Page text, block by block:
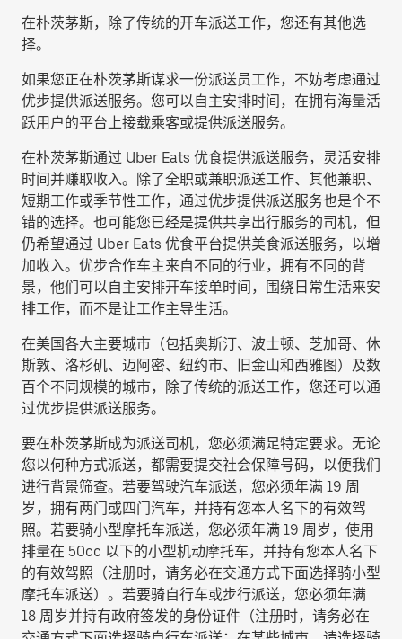
在朴茨茅斯，除了传统的开车派送工作，您还有其他选
择。
如果您正在朴茨茅斯谋求一份派送员工作，不妨考虑通过
优步提供派送服务。您可以自主安排时间，在拥有海量活
跃用户的平台上接载乘客或提供派送服务。
在朴茨茅斯通过 Uber Eats 优食提供派送服务，灵活安排
时间并赚取收入。除了全职或兼职派送工作、其他兼职、
短期工作或季节性工作，通过优步提供派送服务也是个不
错的选择。也可能您已经是提供共享出行服务的司机，但
仍希望通过 Uber Eats 优食平台提供美食派送服务，以增
加收入。优步合作车主来自不同的行业，拥有不同的背
景，他们可以自主安排开车接单时间，围绕日常生活来安
排工作，而不是让工作主导生活。
在美国各大主要城市（包括奥斯汀、波士顿、芝加哥、休
斯敦、洛杉矶、迈阿密、纽约市、旧金山和西雅图）及数
百个不同规模的城市，除了传统的派送工作，您还可以通
过优步提供派送服务。
要在朴茨茅斯成为派送司机，您必须满足特定要求。无论
您以何种方式派送，都需要提交社会保障号码，以便我们
进行背景筛查。若要驾驶汽车派送，您必须年满 19 周
岁，拥有两门或四门汽车，并持有您本人名下的有效驾
照。若要骑小型摩托车派送，您必须年满 19 周岁，使用
排量在 50cc 以下的小型机动摩托车，并持有您本人名下
的有效驾照（注册时，请务必在交通方式下面选择骑小型
摩托车派送）。若要骑自行车或步行派送，您必须年满
18 周岁并持有政府签发的身份证件（注册时，请务必在